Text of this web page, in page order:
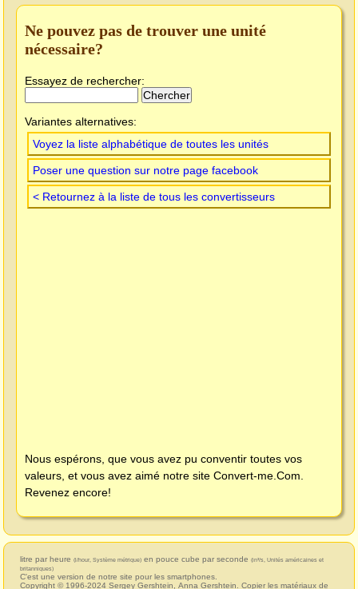
Ne pouvez pas de trouver une unité
nécessaire?
Essayez de rechercher:
Variantes alternatives:
Voyez la liste alphabétique de toutes les unités
Poser une question sur notre page facebook
< Retournez à la liste de tous les convertisseurs
Nous espérons, que vous avez pu conventir toutes vos
valeurs, et vous avez aimé notre site Convert-me.Com
Revenez encore!
litre par heure (l/hour, Système métrique) en pouce cube par seconde (in³/s, Unités américaines et
britanniques)
C'est une version de notre site pour les smartphones.
Copyright © 1996-2024 Sergey Gershtein Anna Gershtein . Copier les matériaux de